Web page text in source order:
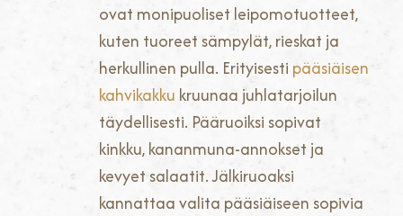
ovat monipuoliset leipomotuotteet,
kuten tuoreet sämpylät, rieskat ja
herkullinen pulla. Erityisesti pääsiäisen
kahvikakku kruunaa juhlatarjoilun
täydellisesti. Pääruoiksi sopivat
kinkku, kananmuna-annokset ja
kevyet salaatit. Jälkiruoaksi
kannattaa valita pääsiäiseen sopivia